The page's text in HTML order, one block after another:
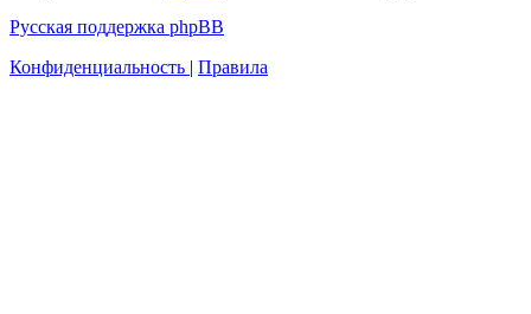
Русская поддержка phpBB
Конфиденциальность | Правила